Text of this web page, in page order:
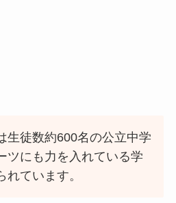
生徒数約600名の公立中学
ツにも力を入れている学
れています。